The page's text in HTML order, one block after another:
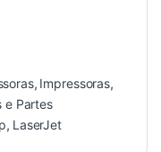
, Impressoras,
e Partes
, LaserJet